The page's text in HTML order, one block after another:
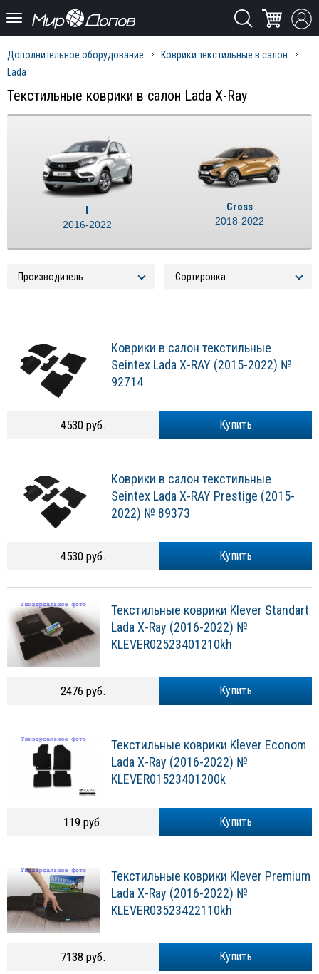
Дополнительное оборудование
Коврики текстильные в салон
Lada
Текстильные коврики в салон Lada X-Ray
I
2016-2022
Cross
2018-2022
Коврики в салон текстильные
Seintex Lada X-RAY (2015-2022) №
92714
Купить
4530 руб.
Коврики в салон текстильные
Seintex Lada X-RAY Prestige (2015-
2022) № 89373
Купить
4530 руб.
Текстильные коврики Klever Standart
Lada X-Ray (2016-2022) №
KLEVER02523401210kh
Купить
2476 руб.
Текстильные коврики Klever Econom
Lada X-Ray (2016-2022) №
KLEVER01523401200k
Купить
119 руб.
Текстильные коврики Klever Premium
Lada X-Ray (2016-2022) №
KLEVER03523422110kh
Купить
7138 руб.